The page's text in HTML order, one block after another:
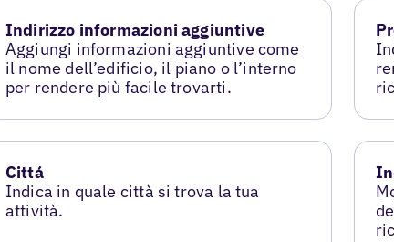
Indirizzo informazioni aggiuntive
Aggiungi informazioni aggiuntive come
il nome dell’edificio, il piano o l’interno
per rendere più facile trovarti.
Cittá
Indica in quale città si trova la tua
attività.